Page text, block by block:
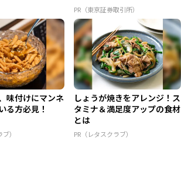
PR（東京証券取引所）
味付けにマンネ
る方必見！
）
しょうが焼きをアレンジ！ス
タミナ＆満足度アップの食材
とは
PR（レタスクラブ）